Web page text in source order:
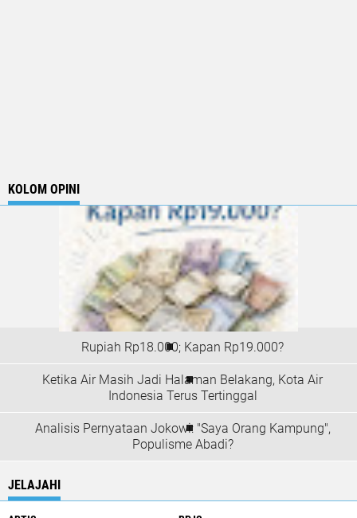
KOLOM OPINI
Rupiah Rp18.000; Kapan Rp19.000?
Ketika Air Masih Jadi Halaman Belakang, Kota Air
Indonesia Terus Tertinggal
Analisis Pernyataan Jokowi: "Saya Orang Kampung",
Populisme Abadi?
JELAJAHI